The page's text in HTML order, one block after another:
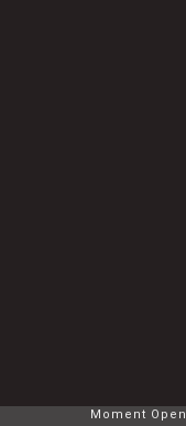
Moment Open